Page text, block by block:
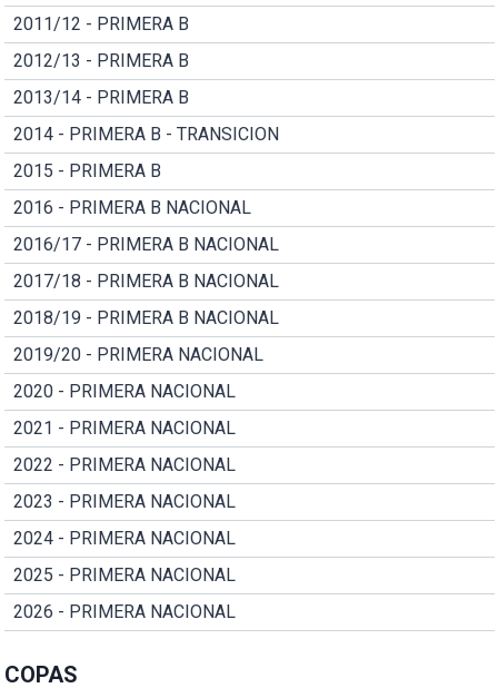
2011/12 - PRIMERA B
2012/13 - PRIMERA B
2013/14 - PRIMERA B
2014 - PRIMERA B - TRANSICION
2015 - PRIMERA B
2016 - PRIMERA B NACIONAL
2016/17 - PRIMERA B NACIONAL
2017/18 - PRIMERA B NACIONAL
2018/19 - PRIMERA B NACIONAL
2019/20 - PRIMERA NACIONAL
2020 - PRIMERA NACIONAL
2021 - PRIMERA NACIONAL
2022 - PRIMERA NACIONAL
2023 - PRIMERA NACIONAL
2024 - PRIMERA NACIONAL
2025 - PRIMERA NACIONAL
2026 - PRIMERA NACIONAL
COPAS